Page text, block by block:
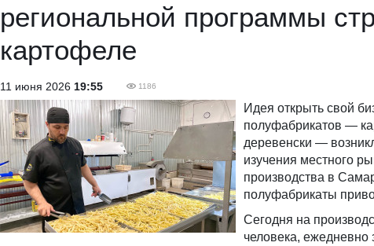
региональной программы
картофеле
11 июня 2026 19:55 1186
Идея открыть свой
полуфабрикатов —
деревенски —
изучения местного
производства в
полуфабрикаты
Сегодня на
человека, ежедневно